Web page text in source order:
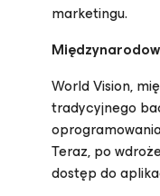
marketingu.
World Vision,
tradycyjnego
Teraz, po
dostęp do